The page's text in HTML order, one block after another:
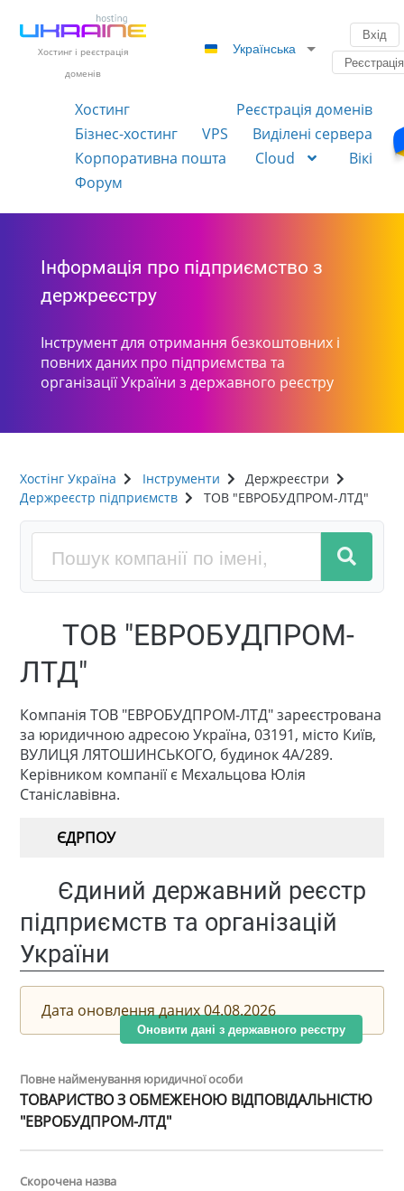
Хостинг і реєстрація
доменів
Українська
Вхід
Реєстрація
Хостинг
Реєстрація доменів
Бізнес-хостинг
VPS
Виділені сервера
Корпоративна пошта
Cloud
Вікі
Форум
Інформація про підприємство з
держреєстру
Інструмент для отримання безкоштовних і
повних даних про підприємства та
організації України з державного реєстру
Хостінг Україна Інструменти
Держреєстри
Держреєстр підприємств
ТОВ "ЕВРОБУДПРОМ-ЛТД"
ТОВ "ЕВРОБУДПРОМ-
ЛТД"
Компанія ТОВ "ЕВРОБУДПРОМ-ЛТД" зареєстрована
за юридичною адресою Україна, 03191, місто Київ,
ВУЛИЦЯ ЛЯТОШИНСЬКОГО, будинок 4А/289.
Керівником компанії є Мєхальцова Юлія
Станіславівна.
ЄДРПОУ
Єдиний державний реєстр
підприємств та організацій
України
Дата оновлення даних 04.08.2026
Оновити дані з державного реєстру
Повне найменування юридичної особи
ТОВАРИСТВО З ОБМЕЖЕНОЮ ВІДПОВІДАЛЬНІСТЮ
"ЕВРОБУДПРОМ-ЛТД"
Скорочена назва